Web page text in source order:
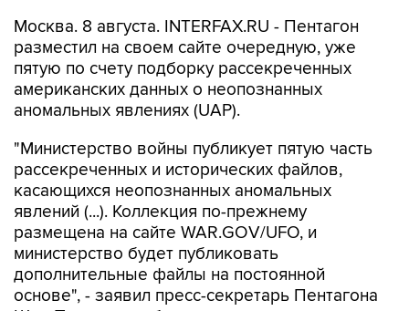
пятую по счету подборку рассекреченных
американских данных о неопознанных
аномальных явлениях (UAP).
"Министерство войны публикует пятую часть
касающихся неопознанных аномальных
явлений (...). Коллекция по-прежнему
размещена на сайте WAR.GOV/UFO, и
министерство будет публиковать
дополнительные файлы на постоянной
основе", - заявил пресс-секретарь Пентагона
Шон Парнелл, добавив, что уже ведется
работа над следующей подборкой.